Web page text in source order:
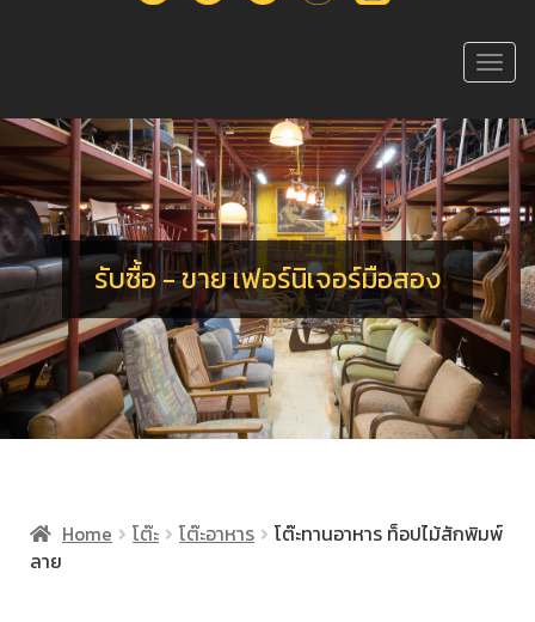
ร
น
เ
จ
อ
ร
รับซื้อ - ขาย เฟอร์นิเจอร์มือสอง
Home โต๊ะ โต๊ะอาหาร
โต๊ะทานอาหาร ท็อปไม้สักพิมพ์
ลาย